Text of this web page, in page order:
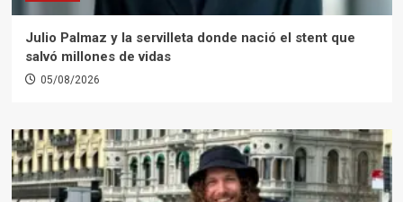
Julio Palmaz y la servilleta donde nació el stent que
salvó millones de vidas
05/08/2026